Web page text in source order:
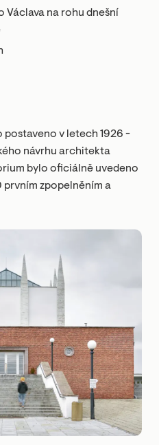
Václava na rohu dnešní
postaveno v letech 1926 -
návrhu architekta
bylo oficiálně uvedeno
prvním zpopelněním a